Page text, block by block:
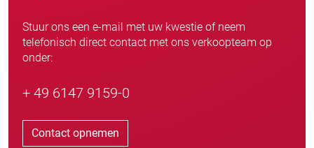
Stuur ons een e-mail met uw kwestie of neem
telefonisch direct contact met ons verkoopteam op
onder:
+ 49 6147 9159-0
Contact opnemen